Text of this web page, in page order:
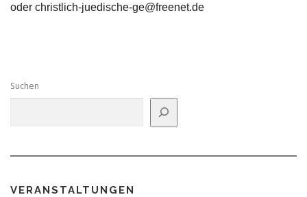
oder christlich-juedische-ge@freenet.de
Suchen
VERANSTALTUNGEN